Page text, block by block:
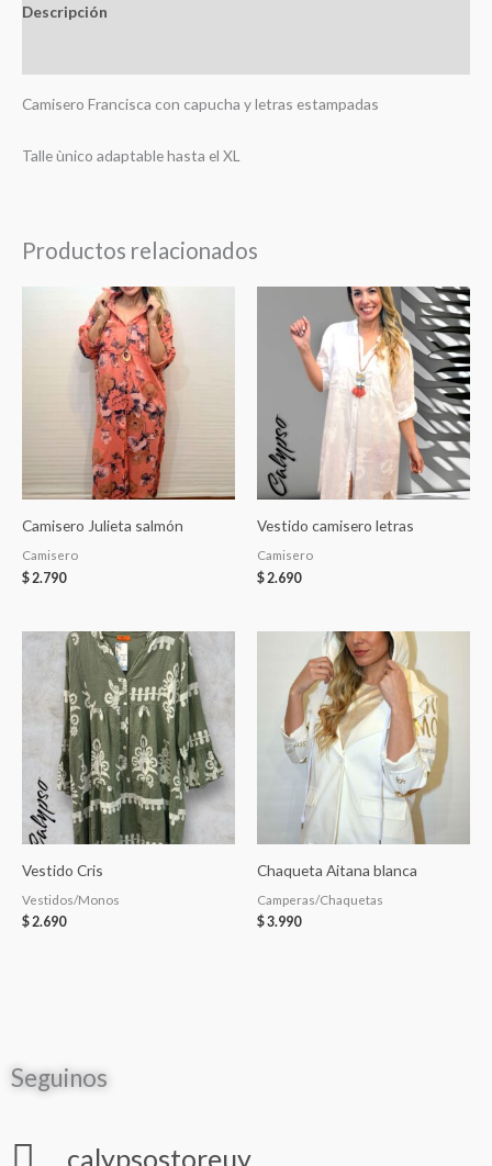
Descripción
Camisero Francisca con capucha y letras estampadas
Talle ùnico adaptable hasta el XL
Productos relacionados
Camisero Julieta salmón
Camisero
$ 2.790
Vestido camisero letras
Camisero
$ 2.690
Vestido Cris
Vestidos/Monos
$2.690
Chaqueta Aitana blanca
Camperas/Chaquetas
$3.990
Seguinos
calypsostoreuy